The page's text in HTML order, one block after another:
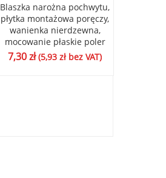
Blaszka narożna pochwytu,
płytka montażowa poręczy,
wanienka nierdzewna,
mocowanie płaskie poler
7,30zł (5,93 złbez VAT)